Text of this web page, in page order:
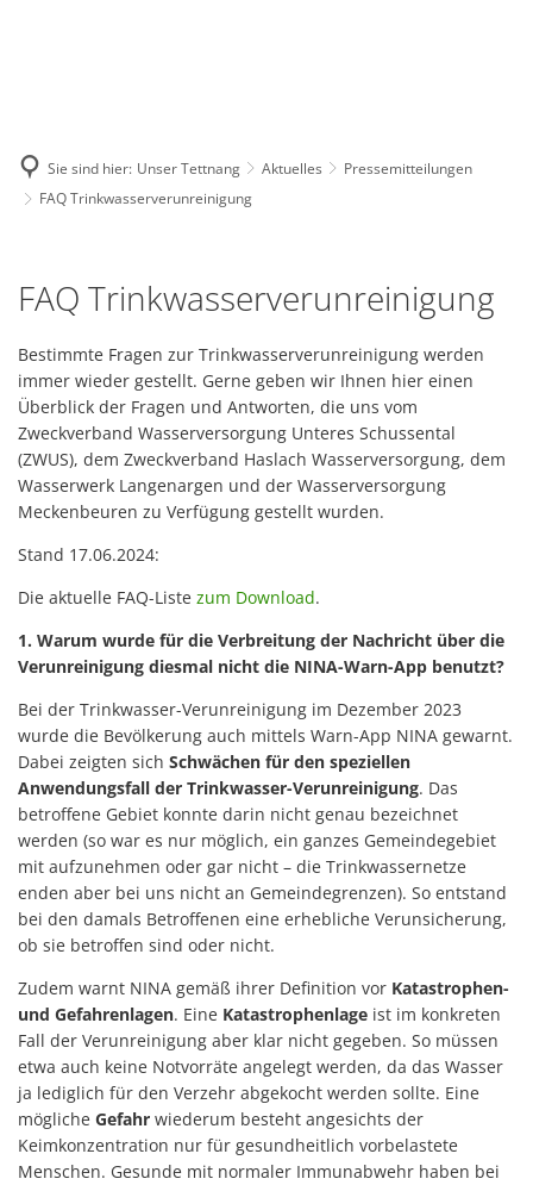
Sie sind hier: Unser Tettnang Aktuelles
Pressemitteilungen
FAQ Trinkwasserverunreinigung
Trinkwasserverunreinigung
FAQ Trinkwasserverunreinigung
Bestimmte Fragen zur Trinkwasserverunreinigung werden
immer wieder gestellt. Gerne geben wir Ihnen hier einen
Überblick der Fragen und Antworten, die uns vom
Zweckverband Wasserversorgung Unteres Schussental
(ZWUS), dem Zweckverband Haslach Wasserversorgung, dem
Wasserwerk Langenargen und der Wasserversorgung
Meckenbeuren zu Verfügung gestellt wurden.
Stand 17.06.2024:
Die aktuelle FAQ-Liste zum Download.
1. Warum wurde für die Verbreitung der Nachricht über die
Verunreinigung diesmal nicht die NINA-Warn-App benutzt?
Bei der Trinkwasser-Verunreinigung im Dezember 2023
wurde die Bevölkerung auch mittels Warn-App NINA gewarnt.
Dabei zeigten sich Schwächen für den speziellen
Anwendungsfall der Trinkwasser-Verunreinigung. Das
betroffene Gebiet konnte darin nicht genau bezeichnet
werden (so war es nur möglich, ein ganzes Gemeindegebiet
mit aufzunehmen oder gar nicht – die Trinkwassernetze
enden aber bei uns nicht an Gemeindegrenzen). So entstand
bei den damals Betroffenen eine erhebliche Verunsicherung,
ob sie betroffen sind oder nicht.
Zudem warnt NINA gemäß ihrer Definition vor Katastrophen-
und Gefahrenlagen. Eine Katastrophenlage ist im konkreten
Fall der Verunreinigung aber klar nicht gegeben. So müssen
etwa auch keine Notvorräte angelegt werden, da das Wasser
ja lediglich für den Verzehr abgekocht werden sollte. Eine
mögliche Gefahr wiederum besteht angesichts der
Keimkonzentration nur für gesundheitlich vorbelastete
Menschen. Gesunde mit normaler Immunabwehr haben bei